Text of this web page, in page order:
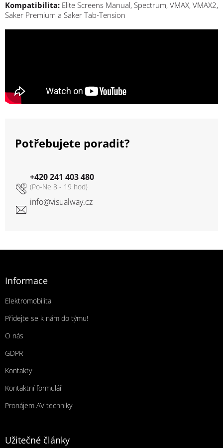
Kompatibilita: Elite Screens Manual, Spectrum, VMAX, VMAX2,
Saker Premium a Saker Tab-Tension
Potřebujete poradit?
info@visualway.cz
+420 241 403 480
Informace
Elektromobilita
Přidejte se k nám do týmu!
O nás
GDPR
Kontakty
Kontaktní formulář
Pronájem AV techniky
Užitečné články